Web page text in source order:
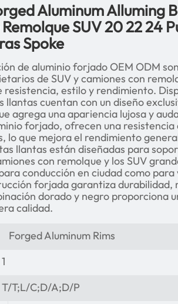
Aluminum Alluming
SUV 20 22 24
Spoke
de aluminio forjado OEM ODM
de SUV y camiones con
resistencia, estilo y rendimiento.
llantas cuentan con un diseño
agrega una apariencia lujosa y
forjado, ofrecen una resistencia
lo que mejora el rendimiento
llantas están diseñadas para
con remolque y los SUV
conducción en ciudad como para
forjada garantiza durabilidad,
dorado y negro proporciona
calidad.
Forged Aluminum Rims
1
T/T;L/C;D/A;D/P